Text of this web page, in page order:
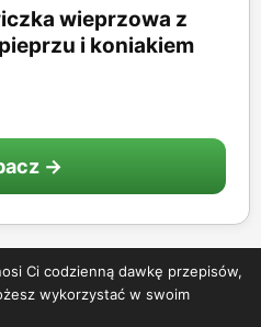
wieprzowa z
i koniakiem
→
Ci codzienną dawkę przepisów,
wykorzystać w swoim